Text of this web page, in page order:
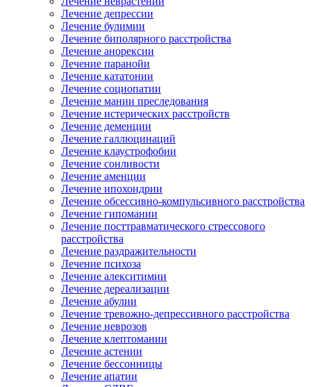
Лечение депрессии
Лечение булимии
Лечение биполярного расстройства
Лечение анорексии
Лечение паранойи
Лечение кататонии
Лечение социопатии
Лечение мании преследования
Лечение истерических расстройств
Лечение деменции
Лечение галлюцинаций
Лечение клаустрофобии
Лечение сонливости
Лечение аменции
Лечение ипохондрии
Лечение обсессивно-компульсивного расстройства
Лечение гипомании
Лечение посттравматического стрессового
расстройства
Лечение раздражительности
Лечение психоза
Лечение алекситимии
Лечение дереализации
Лечение абулии
Лечение тревожно-депрессивного расстройства
Лечение неврозов
Лечение клептомании
Лечение астении
Лечение бессонницы
Лечение апатии